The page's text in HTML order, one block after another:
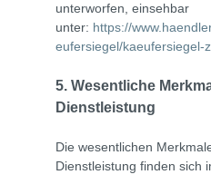
unterworfen, einsehbar
unter: https://
eufersiegel/kaeufersiegel-
5. Wesentliche
Dienstleistung
Die wesentlichen
Dienstleistung finden sich